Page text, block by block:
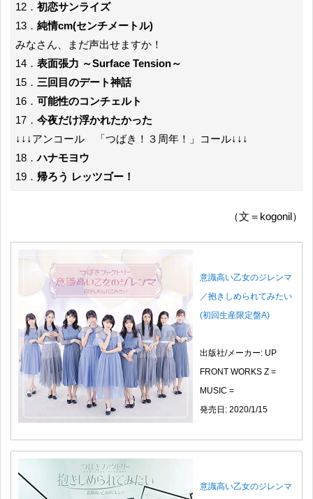
12． 初恋サンライズ
13． 純情cm(センチメートル)
みなさん、まだ声出せますか！
14． 表面張力 ～Surface Tension～
15． 三回目のデート神話
16． 可能性のコンチェルト
17． 今夜だけ浮かれたかった
↓↓↓アンコール 「つばき！３周年！」コール↓↓↓
18．ハナモヨウ
19． 帰ろう レッツゴー！
（文＝kogonil）
意識高い乙女のジレンマ
／抱きしめられてみたい
(初回生産限定盤A)
出版社/メーカー: UP
FRONT WORKS Z =
MUSIC =
発売日: 2020/1/15
意識高い乙女のジレンマ